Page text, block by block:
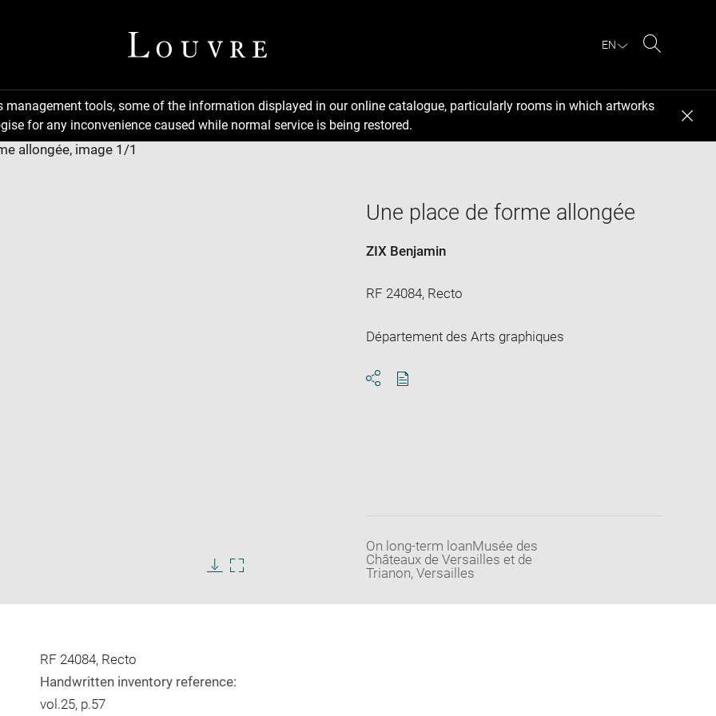
EN
management tools, some of the information displayed in our online catalogue, particularly rooms in which artworks
for any inconvenience caused while normal service is being restored.
Une place de forme allongée
ZIX Benjamin
RF 24084, Recto
Département des Arts graphiques
On long-term loanMusée des
Châteaux de Versailles et de
Trianon, Versailles
RF 24084, Recto
Handwritten inventory reference:
vol.25, p.57